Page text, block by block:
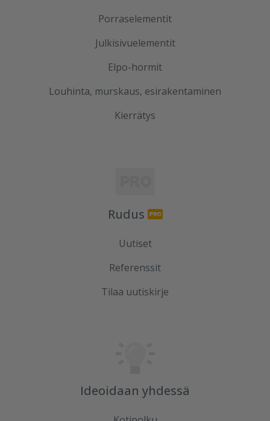
Porraselementit
Julkisivuelementit
Elpo-hormit
Louhinta, murskaus, esirakentaminen
Kierrätys
Rudus
Uutiset
Referenssit
Tilaa uutiskirje
Ideoidaan yhdessä